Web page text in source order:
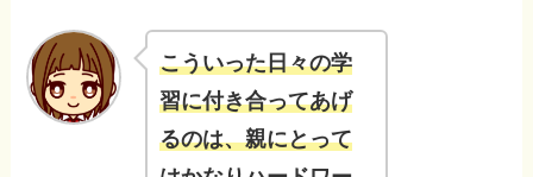
こういった日々の学
習に付き合ってあげ
るのは、親にとって